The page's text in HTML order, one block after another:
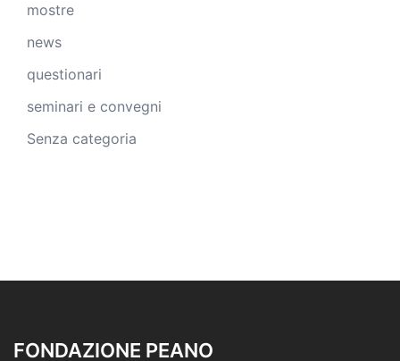
mostre
news
questionari
seminari e convegni
Senza categoria
FONDAZIONE PEANO